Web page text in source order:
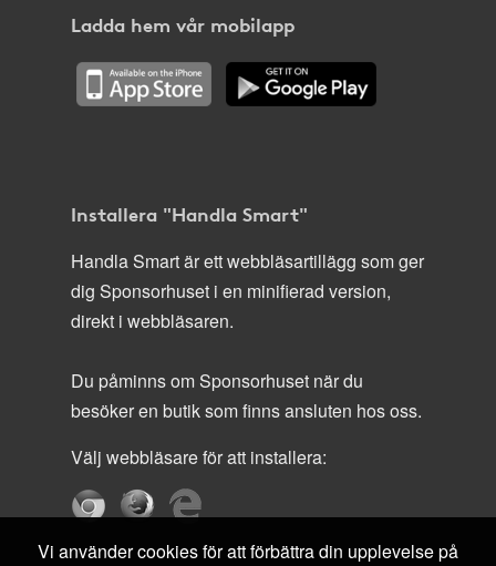
Ladda hem vår mobilapp
Installera "Handla Smart"
Handla Smart är ett webbläsartillägg som ger
dig Sponsorhuset i en minifierad version,
direkt i webbläsaren.
Du påminns om Sponsorhuset när du
besöker en butik som finns ansluten hos oss.
Välj webbläsare för att installera:
Vi använder cookies för att förbättra din upplevelse på